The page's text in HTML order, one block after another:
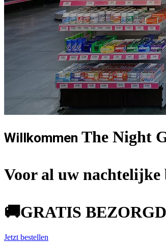
Willkommen The Night
Voor al uw nachtelijke
🚚GRATIS
Jetzt bestellen